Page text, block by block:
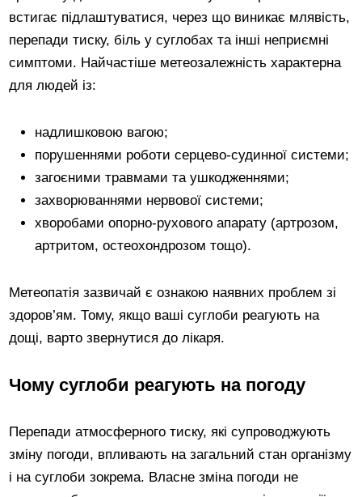
встигає підлаштуватися, через що виникає млявість,
перепади тиску, біль у суглобах та інші неприємні
симптоми. Найчастіше метеозалежність характерна
для людей із:
надлишковою вагою;
порушеннями роботи серцево-судинної системи;
загоєними травмами та ушкодженнями;
захворюваннями нервової системи;
хворобами опорно-рухового апарату (артрозом,
артритом, остеохондрозом тощо).
Метеопатія зазвичай є ознакою наявних проблем зі
здоров’ям. Тому, якщо ваші суглоби реагують на
дощі, варто звернутися до лікаря.
Чому суглоби реагують на погоду
Перепади атмосферного тиску, які супроводжують
зміну погоди, впливають на загальний стан організму
і на суглоби зокрема. Власне зміна погоди не